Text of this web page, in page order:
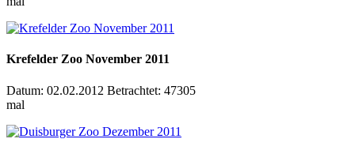
Krefelder Zoo November 2011
Datum: 02.02.2012 Betrachtet: 47305
mal